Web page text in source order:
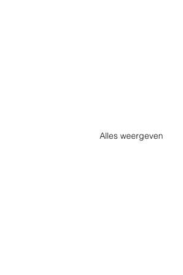
Alles weergeven